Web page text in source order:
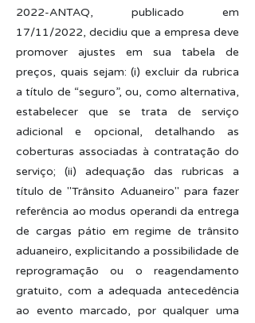
2022-ANTAQ, publicado em
17/11/2022, decidiu que a empresa deve
promover ajustes em sua tabela de
preços, quais sejam: (i) excluir da rubrica
a título de “seguro”, ou, como alternativa,
estabelecer que se trata de serviço
adicional e opcional, detalhando as
coberturas associadas à contratação do
serviço; (ii) adequação das rubricas a
título de "Trânsito Aduaneiro" para fazer
referência ao modus operandi da entrega
de cargas pátio em regime de trânsito
aduaneiro, explicitando a possibilidade de
reprogramação ou o reagendamento
gratuito, com a adequada antecedência
ao evento marcado, por qualquer uma